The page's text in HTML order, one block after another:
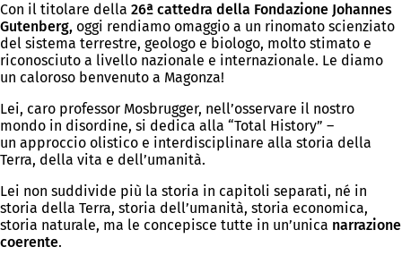
Con il titolare della 26ª cattedra della Fondazione Johannes
Gutenberg, oggi rendiamo omaggio a un rinomato scienziato
del sistema terrestre, geologo e biologo, molto stimato e
riconosciuto a livello nazionale e internazionale. Le diamo
un caloroso benvenuto a Magonza!
Lei, caro professor Mosbrugger, nell’osservare il nostro
mondo in disordine, si dedica alla “Total History” –
un approccio olistico e interdisciplinare alla storia della
Terra, della vita e dell’umanità.
Lei non suddivide più la storia in capitoli separati, né in
storia della Terra, storia dell’umanità, storia economica,
storia naturale, ma le concepisce tutte in un’unica narrazione
coerente.